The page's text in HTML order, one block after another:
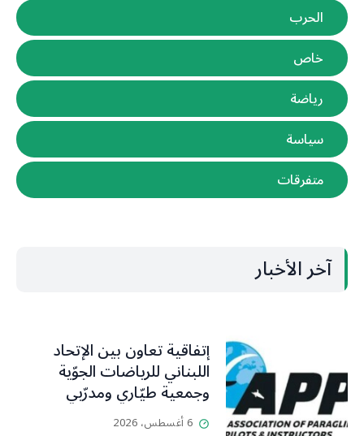
الحرب
خاص
رياضة
سياسة
متفرقات
آخر الأخبار
إتفاقية تعاون بين الإتحاد
اللبناني للرياضات الجوّية
وجمعية طيّاري ومدرّبي
الطيران الشراعي
6 أغسطس، 2026